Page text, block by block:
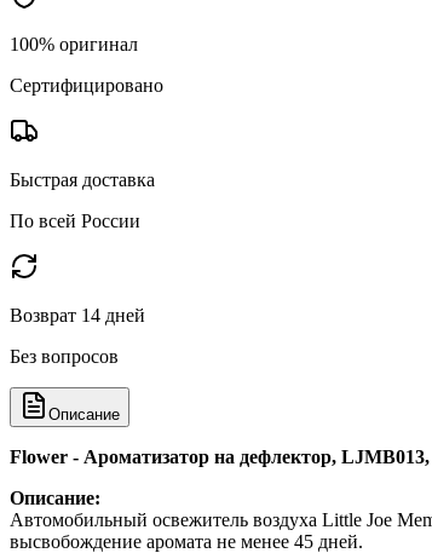
100% оригинал
Сертифицировано
Быстрая доставка
По всей России
Возврат 14 дней
Без вопросов
Описание
Flower - Ароматизатор на дефлектор,
Описание:
Автомобильный освежитель воздуха Little Joe
высвобождение аромата не менее 45 дней.